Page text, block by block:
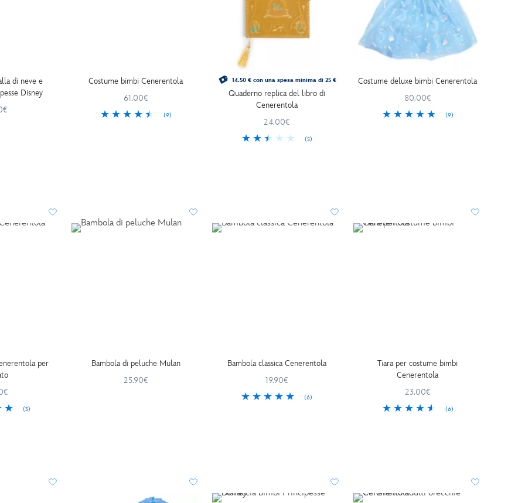
di neve e
Disney
Costume bimbi Cenerentola
61.00€
(9)
14.50 € con una spesa minima di 25 €
Quaderno replica del libro di
Cenerentola
24.00€
(5)
Costume deluxe bimbi Cenerentola
80.00€
(9)
per
(3)
Bambola di peluche Mulan
25.90€
Bambola classica Cenerentola
19.90€
(6)
Tiara per costume bimbi
Cenerentola
23.00€
(6)